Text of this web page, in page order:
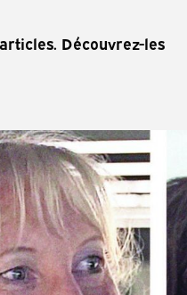
Découvrez-les